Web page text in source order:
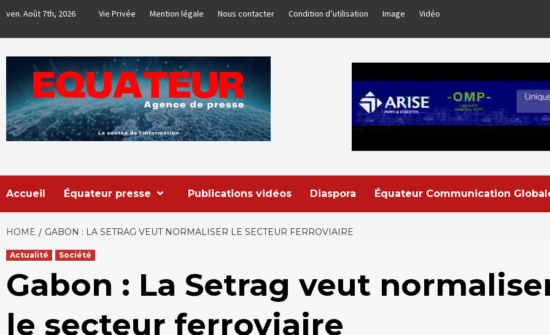
content
ven. Août 7th, 2026 Vie Privée Mention légale Nous contacter Condition d’utilisation Image Vidéo
EQUATEUR
Accueil Équateur presse Publications vidéos Diaspora Équateur Communication
HOME GABON : LA SETRAG VEUT NORMALISER LE SECTEUR FERROVIAIRE
Actualité Société
Gabon : La Setrag veut
le secteur ferroviaire